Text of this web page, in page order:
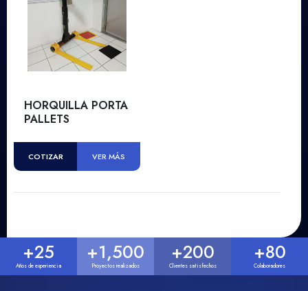
HORQUILLA PORTA
PALLETS
COTIZAR VER MÁS
Años de experiencia
+25
Proyectos realizados
+1,500
Clientes satisfechos
+200
Colaboradores
+80